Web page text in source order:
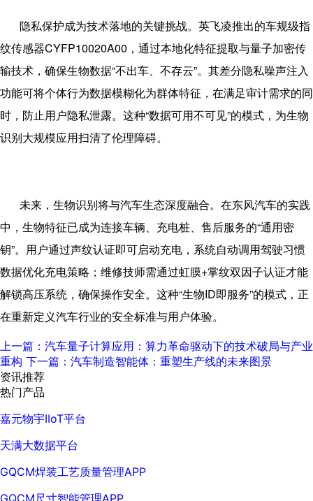
隐私保护成为技术落地的关键挑战。英飞凌推出的车规级指
纹传感器CYFP10020A00 ，通过本地化特征提取与量子加密传
输技术，确保生物数据“不出车、不存云”。其差分隐私噪声注入
功能可将个体行为数据模糊化为群体特征，在满足审计需求的同
时，防止用户隐私泄露。这种“数据可用不可见”的模式，为生物
识别大规模应用扫清了伦理障碍。
未来，生物识别将与汽车生态深度融合。在东风汽车的实践
中，生物特征已成为连接车辆、充电桩、售后服务的“通用密
钥”。用户通过声纹认证即可启动充电，系统自动调用驾驶习惯
数据优化充电策略；维修技师需通过虹膜+掌纹双因子认证才能
解锁高压系统，确保操作安全。这种“生物ID即服务”的模式，正
在重新定义汽车行业的安全标准与用户体验。
上一篇：汽车量子计算应用：算力革命驱动下的技术破局与产业
重构 下一篇：汽车制造智能体：重塑生产线的未来图景
资讯推荐
热门产品
嘉元物宇IIoT平台
天满大数据平台
GQCM焊装工艺质量管理APP
GQCM尺寸智能管理APP